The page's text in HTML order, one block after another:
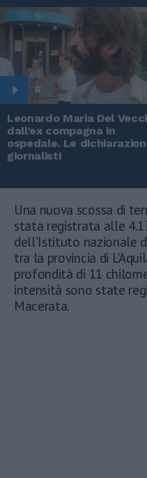
Leonardo Maria Del
dall'ex compagna in
ospedale. Le
giornalisti
Una nuova scossa di
stata registrata alle
dell'Istituto nazionale
tra la provincia di
profondità di 11
intensità sono state
Macerata.